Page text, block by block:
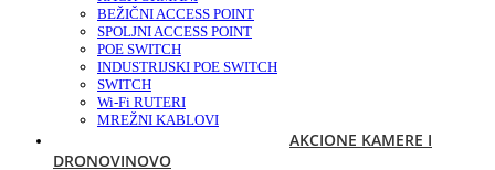
BEŽIČNI ACCESS POINT
SPOLJNI ACCESS POINT
POE SWITCH
INDUSTRIJSKI POE SWITCH
SWITCH
Wi-Fi RUTERI
MREŽNI KABLOVI
AKCIONE KAMERE I
DRONOVINOVO